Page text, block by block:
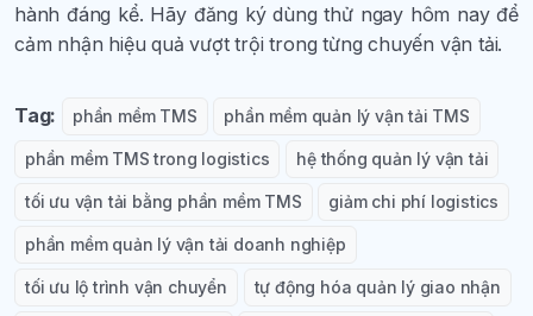
hành đáng kể. Hãy đăng ký dùng thử ngay hôm nay để
cảm nhận hiệu quả vượt trội trong từng chuyến vận tải.
Tag: phần mềm TMS phần mềm quản lý vận tải TMS
phần mềm TMS trong logistics hệ thống quản lý vận tải
tối ưu vận tải bằng phần mềm TMS giảm chi phí logistics
phần mềm quản lý vận tải doanh nghiệp
tối ưu lộ trình vận chuyển tự động hóa quản lý giao nhận